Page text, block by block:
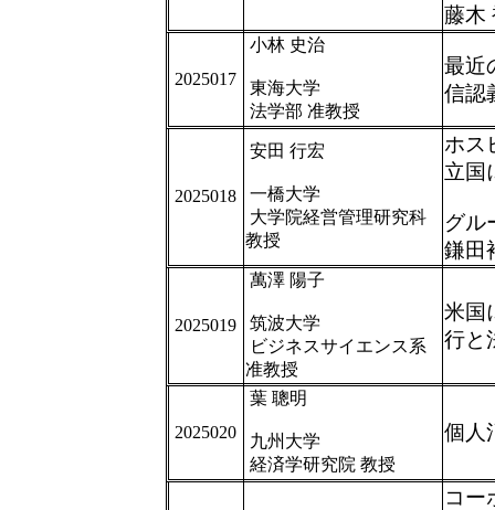
藤木
2025017
小林 史治
東海大学
法学部 准教授
最近
信認
2025018
安田 行宏
一橋大学
大学院経営管理研究科
教授
ホス
立国
グル
鎌田
2025019
萬澤 陽子
筑波大学
ビジネスサイエンス系
准教授
米国
行と
2025020
葉 聰明
九州大学
経済学研究院 教授
個人
コー